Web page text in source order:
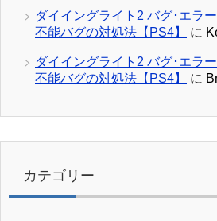
ダイイングライト2 バグ･エラ
不能バグの対処法【PS4】
に
ダイイングライト2 バグ･エラ
不能バグの対処法【PS4】
に
カテゴリー